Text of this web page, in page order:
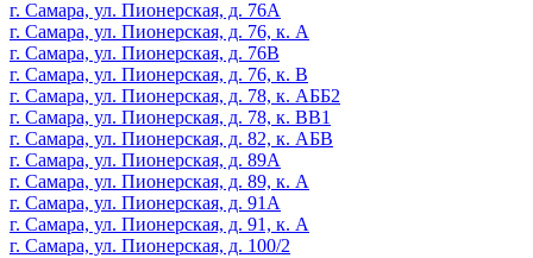
г. Самара, ул. Пионерская, д. 76А
г. Самара, ул. Пионерская, д. 76, к. А
г. Самара, ул. Пионерская, д. 76В
г. Самара, ул. Пионерская, д. 76, к. В
г. Самара, ул. Пионерская, д. 78, к. АББ2
г. Самара, ул. Пионерская, д. 78, к. ВВ1
г. Самара, ул. Пионерская, д. 82, к. АБВ
г. Самара, ул. Пионерская, д. 89А
г. Самара, ул. Пионерская, д. 89, к. А
г. Самара, ул. Пионерская, д. 91А
г. Самара, ул. Пионерская, д. 91, к. А
г. Самара, ул. Пионерская, д. 100/2